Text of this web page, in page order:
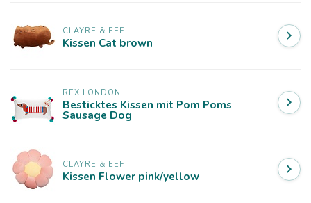
CLAYRE & EEF
Kissen Cat brown
REX LONDON
Besticktes Kissen mit Pom Poms
Sausage Dog
CLAYRE & EEF
Kissen Flower pink/yellow